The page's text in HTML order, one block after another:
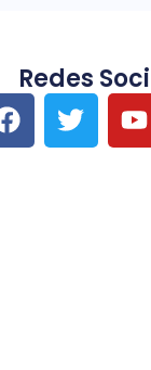
Redes